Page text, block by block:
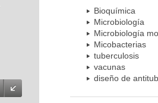
Bioquímica
Microbiología
Microbiología
Micobacterias
tuberculosis
vacunas
diseño de